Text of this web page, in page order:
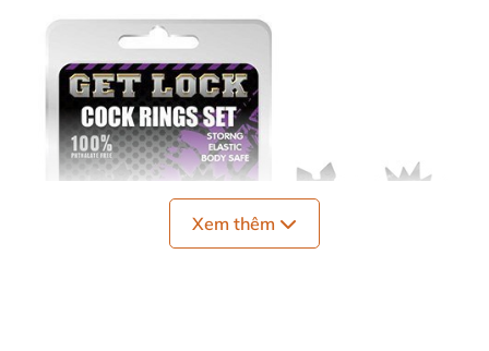
Xem thêm